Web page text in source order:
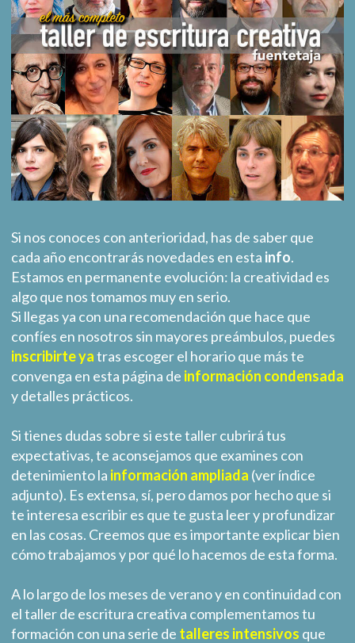
Si nos conoces con anterioridad, has de saber que
cada año encontrarás novedades en esta info.
Estamos en permanente evolución: la creatividad es
algo que nos tomamos muy en serio.
Si llegas ya con una recomendación que hace que
confíes en nosotros sin mayores preámbulos, puedes
inscribirte yatras escoger el horario que más te
convenga en esta página de información condensada
y detalles prácticos.
Si tienes dudas sobre si este taller cubrirá tus
expectativas, te aconsejamos que examines con
detenimiento la información ampliada (ver índice
adjunto). Es extensa, sí, pero damos por hecho que si
te interesa escribir es que te gusta leer y profundizar
en las cosas. Creemos que es importante explicar bien
cómo trabajamos y por qué lo hacemos de esta forma.
A lo largo de los meses de verano y en continuidad con
el taller de escritura creativa complementamos tu
formación con una serie de talleres intensivos que